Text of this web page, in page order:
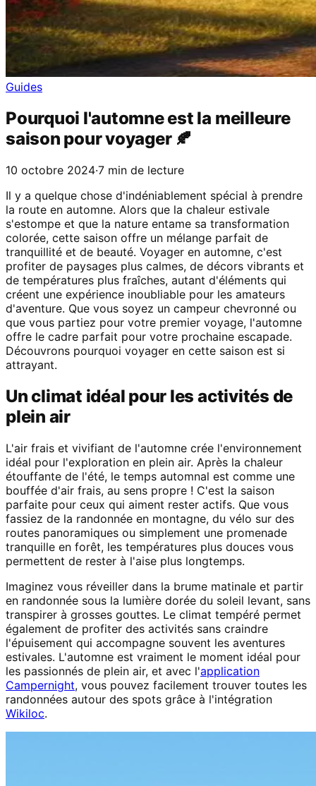
Guides
Pourquoi l'automne est la meilleure
saison pour voyager 🍂
10 octobre 2024·7 min de lecture
Il y a quelque chose d'indéniablement spécial à prendre
la route en automne. Alors que la chaleur estivale
s'estompe et que la nature entame sa transformation
colorée, cette saison offre un mélange parfait de
tranquillité et de beauté. Voyager en automne, c'est
profiter de paysages plus calmes, de décors vibrants et
de températures plus fraîches, autant d'éléments qui
créent une expérience inoubliable pour les amateurs
d'aventure. Que vous soyez un campeur chevronné ou
que vous partiez pour votre premier voyage, l'automne
offre le cadre parfait pour votre prochaine escapade.
Découvrons pourquoi voyager en cette saison est si
attrayant.
Un climat idéal pour les activités de
plein air
L'air frais et vivifiant de l'automne crée l'environnement
idéal pour l'exploration en plein air. Après la chaleur
étouffante de l'été, le temps automnal est comme une
bouffée d'air frais, au sens propre ! C'est la saison
parfaite pour ceux qui aiment rester actifs. Que vous
fassiez de la randonnée en montagne, du vélo sur des
routes panoramiques ou simplement une promenade
tranquille en forêt, les températures plus douces vous
permettent de rester à l'aise plus longtemps.
Imaginez vous réveiller dans la brume matinale et partir
en randonnée sous la lumière dorée du soleil levant, sans
transpirer à grosses gouttes. Le climat tempéré permet
également de profiter des activités sans craindre
l'épuisement qui accompagne souvent les aventures
estivales. L'automne est vraiment le moment idéal pour
les passionnés de plein air, et avec l'application
Campernight, vous pouvez facilement trouver toutes les
randonnées autour des spots grâce à l'intégration
Wikiloc.